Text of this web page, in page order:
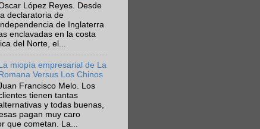
López Reyes. Desde
la declaratoria de
de Inglaterra
enclavadas en la costa
del Norte, el...
La miopía empresarial de La
Romana Versus Los Chinos
Francisco Melo. Los
tienen tantas
y todas buenas,
pagan muy caro
que cometan. La...